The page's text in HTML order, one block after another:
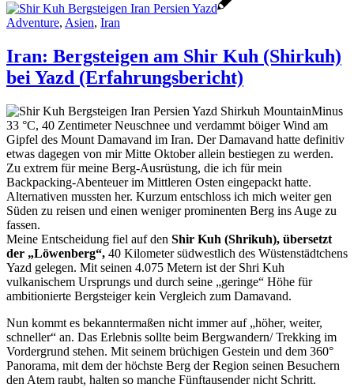
Adventure, Asien, Iran
Iran: Bergsteigen am Shir Kuh (Shirkuh)
bei Yazd (Erfahrungsbericht)
Minus
33 °C, 40 Zentimeter Neuschnee und verdammt böiger Wind am
Gipfel des Mount Damavand im Iran. Der Damavand hatte definitiv
etwas dagegen von mir Mitte Oktober allein bestiegen zu werden.
Zu extrem für meine Berg-Ausrüstung, die ich für mein
Backpacking-Abenteuer im Mittleren Osten eingepackt hatte.
Alternativen mussten her. Kurzum entschloss ich mich weiter gen
Süden zu reisen und einen weniger prominenten Berg ins Auge zu
fassen.
Meine Entscheidung fiel auf den Shir Kuh (Shrikuh), übersetzt
der „Löwenberg“, 40 Kilometer südwestlich des Wüstenstädtchens
Yazd gelegen. Mit seinen 4.075 Metern ist der Shri Kuh
vulkanischem Ursprungs und durch seine „geringe“ Höhe für
ambitionierte Bergsteiger kein Vergleich zum Damavand.
Nun kommt es bekanntermaßen nicht immer auf „höher, weiter,
schneller“ an. Das Erlebnis sollte beim Bergwandern/ Trekking im
Vordergrund stehen. Mit seinem brüchigen Gestein und dem 360°
Panorama, mit dem der höchste Berg der Region seinen Besuchern
den Atem raubt, halten so manche Fünftausender nicht Schritt.